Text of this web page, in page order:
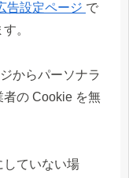
告設定ページ で
。
からパーソナラ
者の Cookie を無
していない場